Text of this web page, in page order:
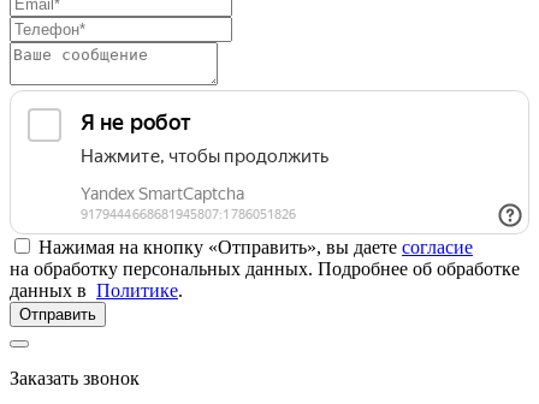
Нажимая на кнопку «Отправить», вы даете согласие
на обработку персональных данных. Подробнее об обработке
данных в Политике.
Отправить
Заказать звонок